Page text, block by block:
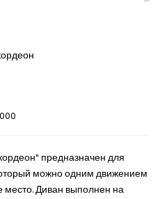
предназначен для
можно одним движением
Диван выполнен на